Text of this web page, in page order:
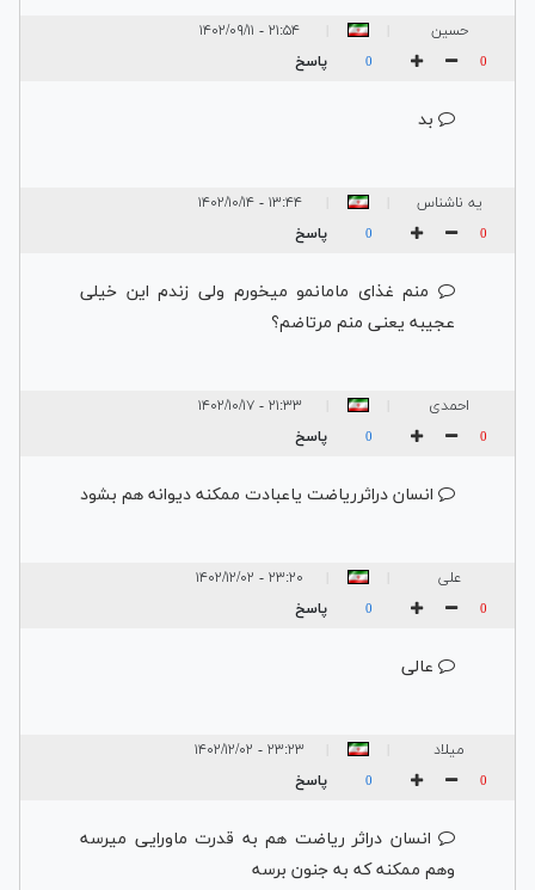
حسین ۲۱:۵۴ - ۱۴۰۲/۰۹/۱۱
0
0 پاسخ
بد
یه ناشناس ۱۳:۴۴ - ۱۴۰۲/۱۰/۱۴
0
0 پاسخ
منم غذای مامانمو میخورم ولی زندم این خیلی
عجیبه یعنی منم مرتاضم؟
احمدی ۲۱:۳۳ - ۱۴۰۲/۱۰/۱۷
0
0 پاسخ
انسان دراثرریاضت یاعبادت ممکنه دیوانه هم بشود
علی ۲۳:۲۰ - ۱۴۰۲/۱۲/۰۲
0
0 پاسخ
عالی
میلاد ۲۳:۲۳ - ۱۴۰۲/۱۲/۰۲
0
0 پاسخ
انسان دراثر ریاضت هم به قدرت ماورایی میرسه
وهم ممکنه که به جنون برسه